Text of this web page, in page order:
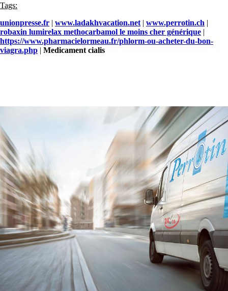
Tags:
unionpresse.fr | www.ladakhvacation.net | www.perrotin.ch |
robaxin lumirelax methocarbamol le moins cher générique |
https://www.pharmacielormeau.fr/phlorm-ou-acheter-du-bon-
viagra.php | Medicament cialis